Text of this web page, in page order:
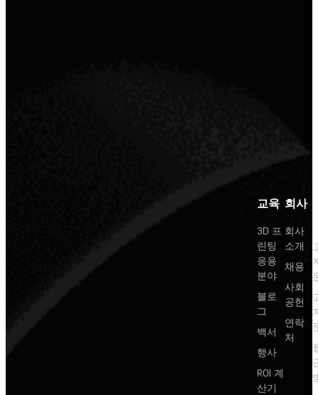
교육
3D 프
린팅
응용
분야
블로
그
백서
행사
ROI 계
산기
회사
회사
소개
채용
사회
공헌
연락
처